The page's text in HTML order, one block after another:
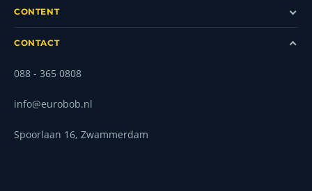
CONTENT
CONTACT
088 - 365 0808
info@eurobob.nl
Spoorlaan 16, Zwammerdam